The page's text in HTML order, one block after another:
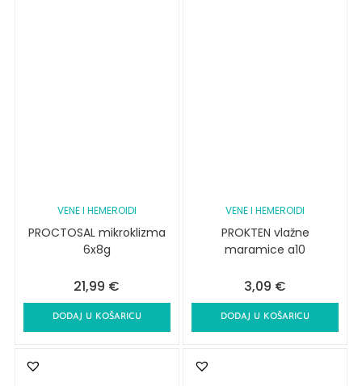
VENE I HEMEROIDI
PROCTOSAL mikroklizma
6x8g
21,99 €
DODAJ U KOŠARICU
VENE I HEMEROIDI
PROKTEN vlažne
maramice a10
3,09 €
DODAJ U KOŠARICU